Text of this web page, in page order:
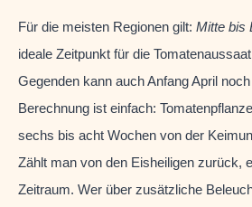
Für die meisten Regionen gilt: Mitte bis
ideale Zeitpunkt für die
Gegenden kann auch Anfang April
Berechnung ist einfach:
sechs bis acht Wochen von der
Zählt man von den Eisheiligen zurück,
Zeitraum. Wer über zusätzliche